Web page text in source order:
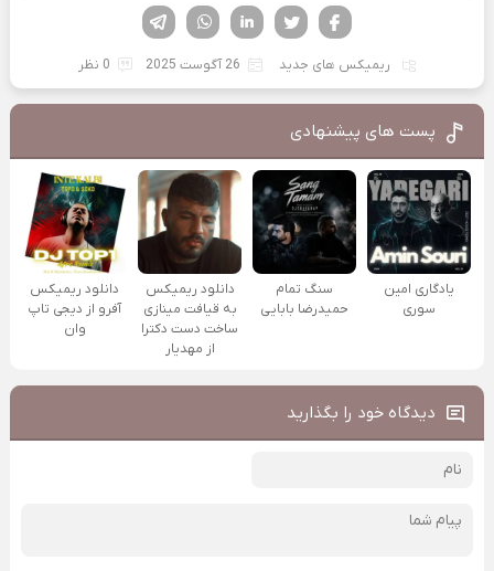
لینکدین تویتر
فیسوک
ریمیکس های جدید 26 آگوست 2025 0 نظر
پست های پیشنهادی
یادگاری امین
سوری
سنگ تمام
حمیدرضا بابایی
دانلود ریمیکس
به قیافت مینازی
ساخت دست دکترا
از مهدیار
دانلود ریمیکس
آفرو از ديجی تاپ
وان
دیدگاه خود را بگذارید